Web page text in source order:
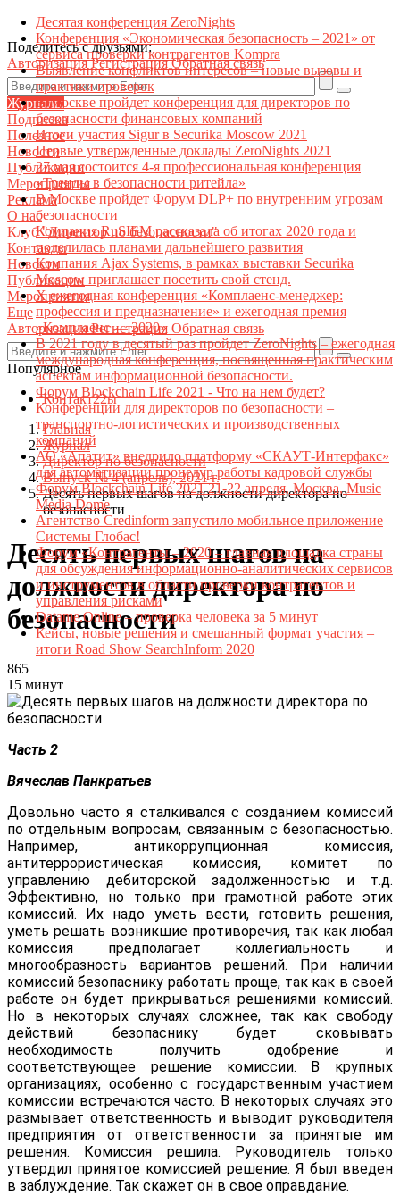
Поделитесь с друзьями:
АвторизацияРегистрацияОбратная связь
Журналы
Подписка
Полезное
Новости
Публикации
Мероприятия
Реклама
О нас
Клуб "Директор по безопасности"
Контакты
Новости
Публикации
Мероприятия
Еще
АвторизацияРегистрация Обратная связь
Популярное
Десятая конференция ZeroNights
Конференция «Экономическая безопасность – 2021» от
сервиса проверки контрагентов Kompra
Выявление конфликтов интересов – новые вызовы и
практики проверок
В Москве пройдет конференция для директоров по
безопасности финансовых компаний
Итоги участия Sigur в Securika Moscow 2021
Первые утвержденные доклады ZeroNights 2021
27 мая состоится 4-я профессиональная конференция
«Тренды в безопасности ритейла»
В Москве пройдет Форум DLP+ по внутренним угрозам
безопасности
Компания RuSIEM рассказала об итогах 2020 года и
поделилась планами дальнейшего развития
Компания Ajax Systems, в рамках выставки Securika
Moscow приглашает посетить свой стенд.
X ежегодная конференция «Комплаенс-менеджер:
профессия и предназначение» и ежегодная премия
«Комплаенс — 2020»
В 2021 году в десятый раз пройдет ZeroNights – ежегодная
международная конференция, посвященная практическим
аспектам информационной безопасности.
Форум Blockchain Life 2021 - Что на нем будет?
Конференции для директоров по безопасности –
транспортно-логистических и производственных
компаний
АО «Апатит» внедрило платформу «СКАУТ-Интерфакс»
для автоматизации процедур работы кадровой службы
Форум Blockchain Life 2021 21-22 апреля, Москва, Music
Media Dome
Агентство Credinform запустило мобильное приложение
Системы Глобас!
Форум «Контрагенты – 2020 – главная площадка страны
для обсуждения информационно-аналитических сервисов
и инструментов в области проверки контрагентов и
управления рисками
Datame.Online – проверка человека за 5 минут
Кейсы, новые решения и смешанный формат участия –
итоги Road Show SearchInform 2020
Контакт22ы
Главная
Журнал
Директор по безопасности
Выпуск № 4 (апрель), 2021 г.
Десять первых шагов на должности директора по
безопасности
Десять первых шагов на
должности директора по
безопасности
865
15 минут
Часть 2
Вячеслав Панкратьев
Довольно часто я сталкивался с созданием комиссий
по отдельным вопросам, связанным с безопасностью.
Например, антикоррупционная комиссия,
антитеррористическая комиссия, комитет по
управлению дебиторской задолженностью и т.д.
Эффективно, но только при грамотной работе этих
комиссий. Их надо уметь вести, готовить решения,
уметь решать возникшие противоречия, так как любая
комиссия предполагает коллегиальность и
многообразность вариантов решений. При наличии
комиссий безопаснику работать проще, так как в своей
работе он будет прикрываться решениями комиссий.
Но в некоторых случаях сложнее, так как свободу
действий безопаснику будет сковывать
необходимость получить одобрение и
соответствующее решение комиссии. В крупных
организациях, особенно с государственным участием
комиссии встречаются часто. В некоторых случаях это
размывает ответственность и выводит руководителя
предприятия от ответственности за принятые им
решения. Комиссия решила. Руководитель только
утвердил принятое комиссией решение. Я был введен
в заблуждение. Так скажет он в свое оправдание.